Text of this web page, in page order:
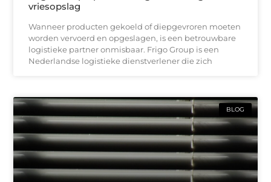
vriesopslag
Wanneer producten gekoeld of diepgevroren moeten
worden vervoerd en opgeslagen, is een betrouwbare
logistieke partner onmisbaar. Frigo Group is een
Nederlandse logistieke dienstverlener die zich
BLOG